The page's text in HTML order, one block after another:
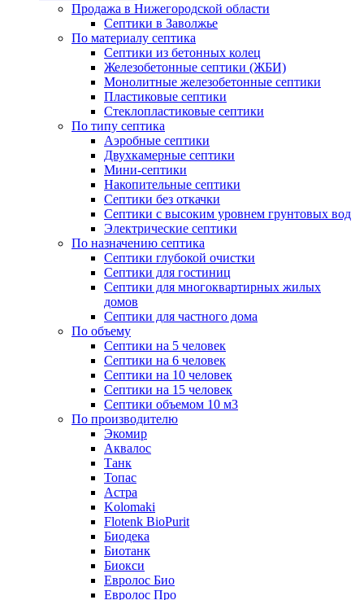
Продажа в Нижегородской области
Септики в Заволжье
По материалу септика
Септики из бетонных колец
Железобетонные септики (ЖБИ)
Монолитные железобетонные септики
Пластиковые септики
Стеклопластиковые септики
По типу септика
Аэробные септики
Двухкамерные септики
Мини-септики
Накопительные септики
Септики без откачки
Септики с высоким уровнем грунтовых вод
Электрические септики
По назначению септика
Септики глубокой очистки
Септики для гостиниц
Септики для многоквартирных жилых
домов
Септики для частного дома
По объему
Септики на 5 человек
Септики на 6 человек
Септики на 10 человек
Септики на 15 человек
Септики объемом 10 м3
По производителю
Экомир
Аквалос
Танк
Топас
Астра
Kolomaki
Flotenk BioPurit
Биодека
Биотанк
Биокси
Евролос Био
Евролос Про